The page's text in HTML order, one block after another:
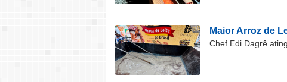
Maior Arroz de
Chef Edi Dagrê